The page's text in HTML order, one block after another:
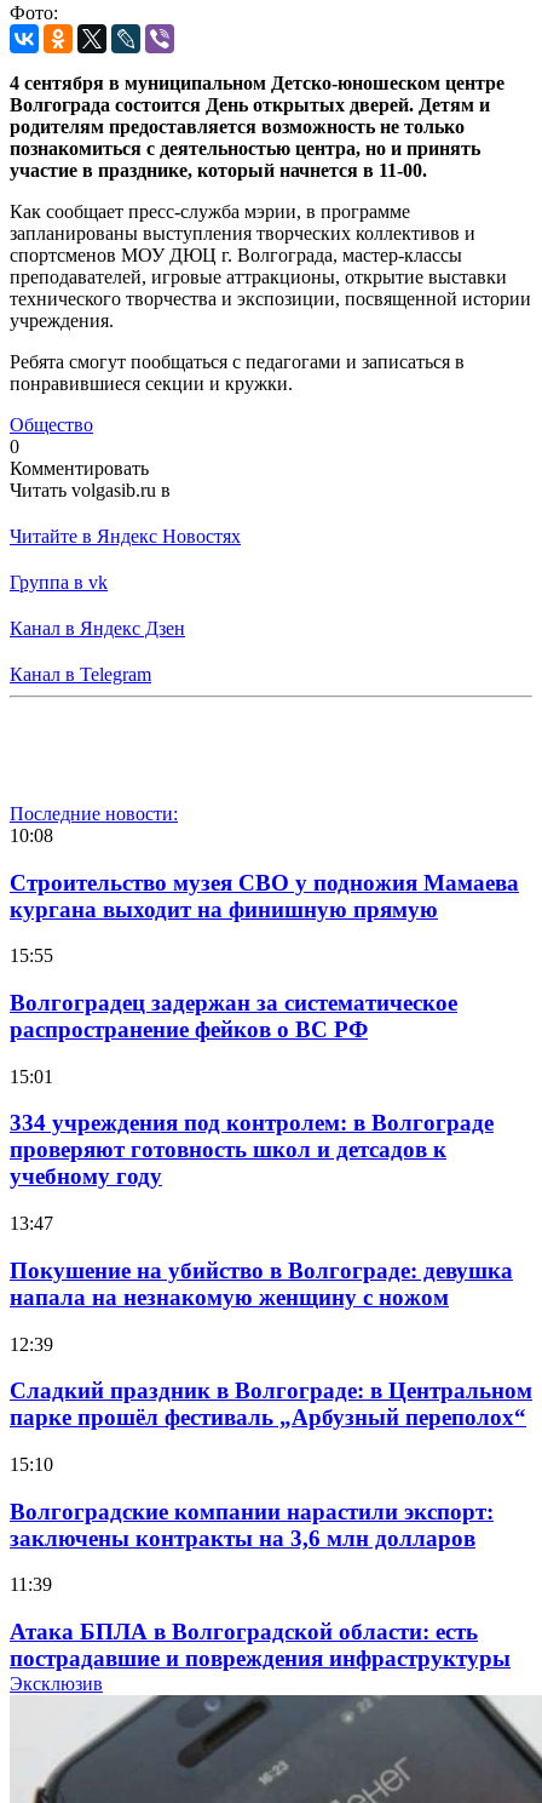
Фото:
4 сентября в муниципальном Детско-юношеском центре
Волгограда состоится День открытых дверей. Детям и
родителям предоставляется возможность не только
познакомиться с деятельностью центра, но и принять
участие в празднике, который начнется в 11-00.
Как сообщает пресс-служба мэрии, в программе
запланированы выступления творческих коллективов и
спортсменов МОУ ДЮЦ г. Волгограда, мастер-классы
преподавателей, игровые аттракционы, открытие выставки
технического творчества и экспозиции, посвященной истории
учреждения.
Ребята смогут пообщаться с педагогами и записаться в
понравившиеся секции и кружки.
Общество
0
Комментировать
Читать volgasib.ru в
Читайте в Яндекс Новостях
Группа в vk
Канал в Яндекс Дзен
Канал в Telegram
Последние новости:
10:08
Строительство музея СВО у подножия Мамаева
кургана выходит на финишную прямую
15:55
Волгоградец задержан за систематическое
распространение фейков о ВС РФ
15:01
334 учреждения под контролем: в Волгограде
проверяют готовность школ и детсадов к
учебному году
13:47
Покушение на убийство в Волгограде: девушка
напала на незнакомую женщину с ножом
12:39
Сладкий праздник в Волгограде: в Центральном
парке прошёл фестиваль „Арбузный переполох“
15:10
Волгоградские компании нарастили экспорт:
заключены контракты на 3,6 млн долларов
11:39
Атака БПЛА в Волгоградской области: есть
пострадавшие и повреждения инфраструктуры
Волгоградские вузы в топе зарплатного
рейтинга: ВолгГТУ и ВолгГМУ вошли в топ‑15
Эксклюзив